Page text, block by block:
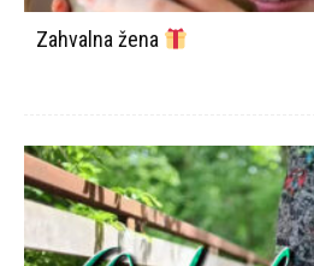
Zahvalna žena